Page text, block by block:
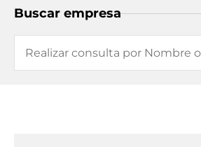
Buscar empresa